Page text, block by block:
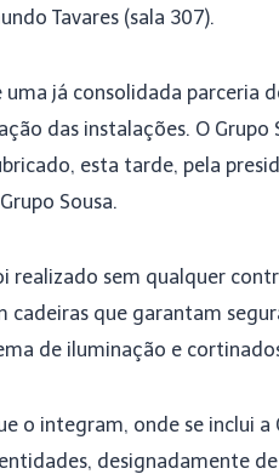
Tavares (sala 307).
já consolidada parceria
das instalações. O
esta tarde, pela
Sousa.
realizado sem qualquer
que garantam
de iluminação e
o integram, onde se inclui
designadamente